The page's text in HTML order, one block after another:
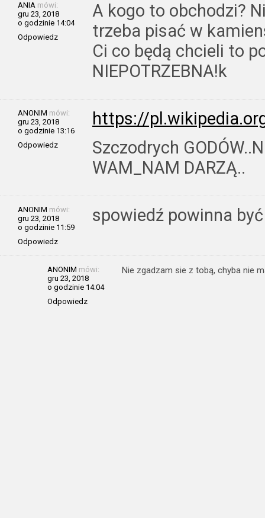
ANIA mówi:
gru 23, 2018
o godzinie 14:04
Odpowiedz
A kogo to obchodzi?
trzeba pisać w
Ci co będą chcieli to
NIEPOTRZEBNA!k
ANONIM mówi:
gru 23, 2018
o godzinie 13:16
Odpowiedz
https://
Szczodrych
WAM_NAM DARZĄ..
ANONIM mówi:
gru 23, 2018
o godzinie 11:59
Odpowiedz
spowiedź powinna
ANONIM mówi:
gru 23, 2018
o godzinie 14:04
Odpowiedz
Nie zgadzam sie z tobą, chyba nie